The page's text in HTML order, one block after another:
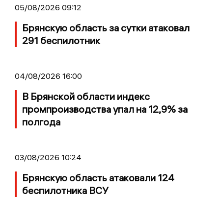
05/08/2026 09:12
Брянскую область за сутки атаковал
291 беспилотник
04/08/2026 16:00
В Брянской области индекс
промпроизводства упал на 12,9% за
полгода
03/08/2026 10:24
Брянскую область атаковали 124
беспилотника ВСУ